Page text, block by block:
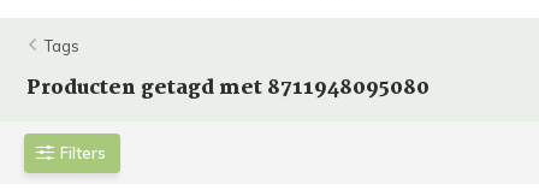
Tags
Producten getagd met 8711948095080
Filters